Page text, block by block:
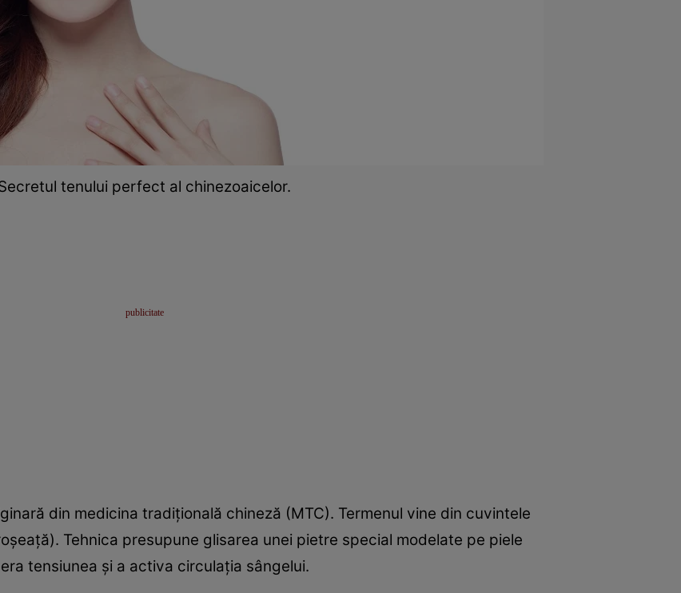
tenului perfect al chinezoaicelor.
din medicina tradițională chineză (MTC). Termenul vine din cuvintele
Tehnica presupune glisarea unei pietre special modelate pe piele
tensiunea și a activa circulația sângelui.